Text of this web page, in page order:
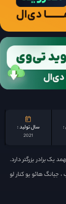
: سال تولید :
2021
برادر بزرگتر دارد.
جیانگ هائو یو کنار لو